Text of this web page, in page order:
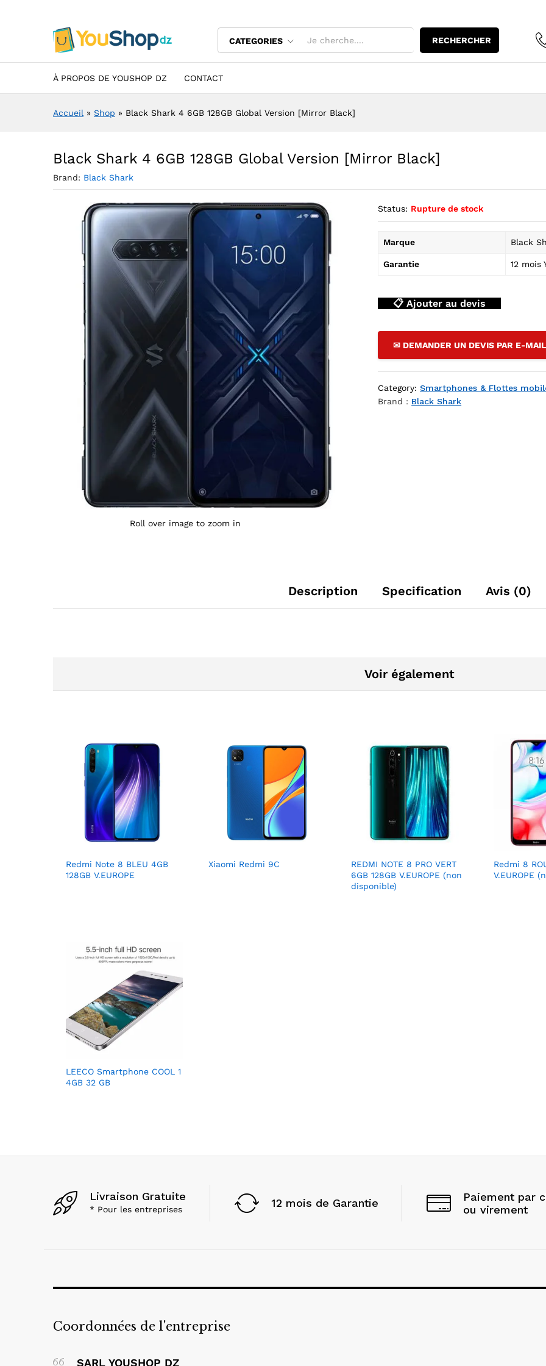
CATEGORIES RECHERCHER
À PROPOS DE YOUSHOP DZ CONTACT
Accueil » Shop » Black Shark 4 6GB 128GB Global Version [Mirror Black]
Black Shark 4 6GB 128GB Global Version [Mirror Black]
Brand: Black Shark
Roll over image to zoom in
Status: Rupture de stock
Marque Black
Garantie 12 mois
📋 Ajouter au devis
✉ DEMANDER UN DEVIS PAR E-MAIL
Category:Smartphones & Flottes
Brand : Black Shark
Description Specification Avis (0)
Voir également
Redmi Note 8 BLEU 4GB
128GB V.EUROPE
Xiaomi Redmi 9C
REDMI NOTE 8 PRO VERT
6GB 128GB V.EUROPE (non
disponible)
Redmi 8
V.EUROPE
LEECO Smartphone COOL 1
4GB 32 GB
Livraison Gratuite
* Pour les entreprises 12 mois de Garantie
Paiement par
ou virement
Coordonnées de l'entreprise
SARL YOUSHOP DZ